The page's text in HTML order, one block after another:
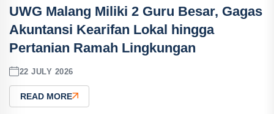
UWG Malang Miliki 2 Guru Besar, Gagas
Akuntansi Kearifan Lokal hingga
Pertanian Ramah Lingkungan
22 JULY 2026
READ MORE